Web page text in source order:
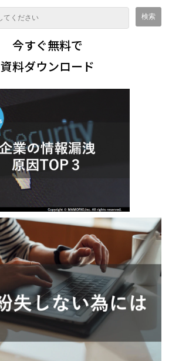
今すぐ無料で
資料ダウンロード